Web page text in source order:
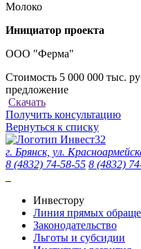
Молоко
Инициатор проекта
ООО "Ферма"
Стоимость 5 000 000 тыс.
предложение
Скачать
Получить консультацию
Вернуться к списку
г. Брянск, ул.
8 (4832) 74-58-55 8 (4832)
Инвестору
Линия прямых
Законодательство
Льготы и субсидии